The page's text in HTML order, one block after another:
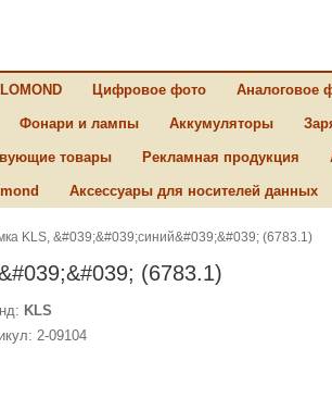
LOMOND Цифровое фото Аналоговое
Фонари и лампы Аккумуляторы
товары Рекламная продукция
Аксессуары для носителей данных
KLS, &#039;&#039;синий&#039;&#039; (6783.1)
(6783.1)
KLS
2-09104